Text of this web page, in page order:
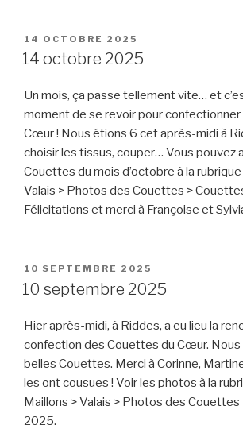
PUBLIÉ
LE
14 OCTOBRE 2025
14 octobre 2025
Un mois, ça passe tellement vite… et
moment de se revoir pour
Cœur ! Nous étions 6 cet après-midi à
choisir les tissus, couper… Vous pouvez
Couettes du mois d’octobre à la
Valais > Photos des Couettes >
Félicitations et merci à Françoise et
PUBLIÉ
LE
10 SEPTEMBRE 2025
10 septembre 2025
Hier après-midi, à Riddes, a eu lieu la
confection des Couettes du Cœur. Nous
belles Couettes. Merci à Corinne,
les ont cousues ! Voir les photos à la
Maillons > Valais > Photos des
2025.